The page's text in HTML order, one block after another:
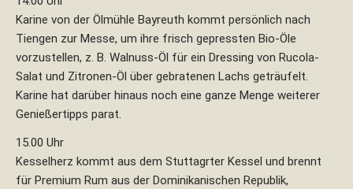
Karine von der Ölmühle Bayreuth kommt persönlich nach
Tiengen zur Messe, um ihre frisch gepressten Bio-Öle
vorzustellen, z. B. Walnuss-Öl für ein Dressing von Rucola-
Salat und Zitronen-Öl über gebratenen Lachs geträufelt.
Karine hat darüber hinaus noch eine ganze Menge weiterer
Genießertipps parat.
15.00 Uhr
Kesselherz kommt aus dem Stuttagrter Kessel und brennt
für Premium Rum aus der Dominikanischen Republik,